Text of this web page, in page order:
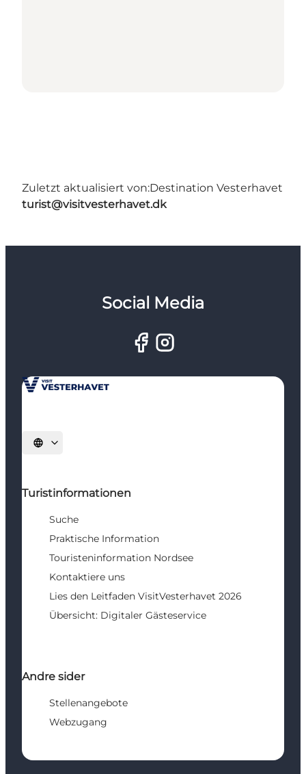
Zuletzt aktualisiert von:Destination Vesterhavet
turist@visitvesterhavet.dk
Social Media
Sprache auswählen
Turistinformationen
Suche
Praktische Information
Touristeninformation Nordsee
Kontaktiere uns
Lies den Leitfaden VisitVesterhavet 2026
Übersicht: Digitaler Gästeservice
Andre sider
Stellenangebote
Webzugang